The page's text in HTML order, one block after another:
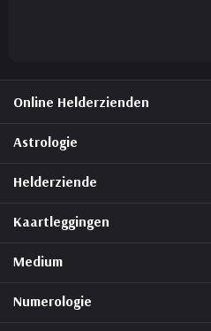
Online Helderzienden
Astrologie
Helderziende
Kaartleggingen
Medium
Numerologie